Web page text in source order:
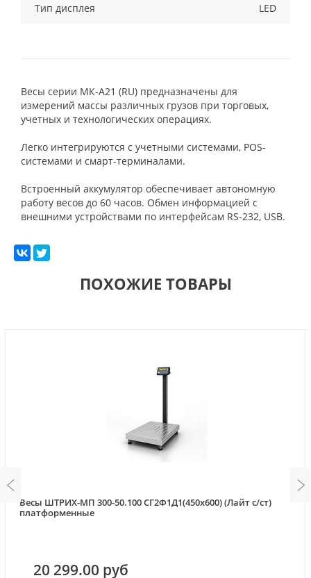
Тип дисплея LED
Весы серии МК-А21 (RU) предназначены для
измерений массы различных грузов при торговых,
учетных и технологических операциях.
Легко интегрируются с учетными системами, POS-
системами и смарт-терминалами.
Встроенный аккумулятор обеспечивает автономную
работу весов до 60 часов. Обмен информацией с
внешними устройствами по интерфейсам RS-232, USB.
ПОХОЖИЕ ТОВАРЫ
Весы ШТРИХ-МП 300-50.100 СГ2Ф1Д1(450x600) (Лайт с/ст)
платформенные
20 299.00 руб